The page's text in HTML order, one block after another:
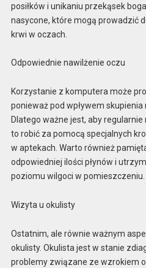
posiłków i unikaniu przekąsek
nasycone, które mogą prowadzić
krwi w oczach.
Odpowiednie nawilżenie oczu
Korzystanie z komputera może
ponieważ pod wpływem
Dlatego ważne jest, aby
to robić za pomocą specjalnych
w aptekach. Warto również
odpowiedniej ilości płynów i
poziomu wilgoci w pomieszczeniu.
Wizyta u okulisty
Ostatnim, ale równie ważnym
okulisty. Okulista jest w stanie
problemy związane ze wzrokiem